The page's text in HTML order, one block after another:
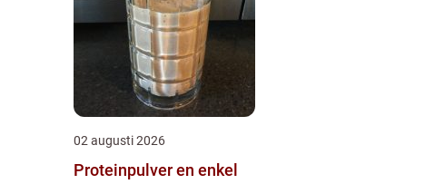
02 augusti 2026
Proteinpulver en enkel